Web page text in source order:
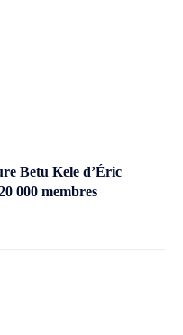
Betu Kele d’Éric
000 membres